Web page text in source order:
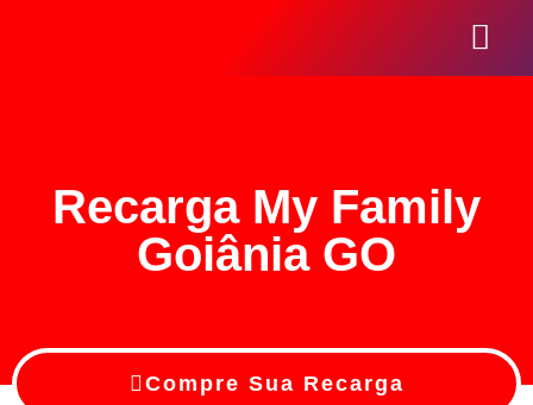
Recarga My Family
Goiânia GO
Compre Sua Recarga